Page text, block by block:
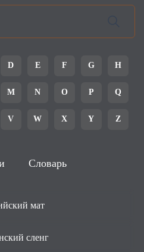
D E F G H
M N O P Q
V W X Y Z
Словарь
мат
сленг